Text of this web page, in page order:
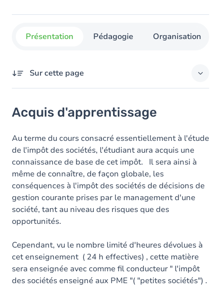
Présentation Pédagogie Organisation
Sur cette page
Objectifs
Contenu
Acquis d'apprentissage
Au terme du cours consacré essentiellement à l'étude
de l'impôt des sociétés, l'étudiant aura acquis une
connaissance de base de cet impôt. Il sera ainsi à
même de connaître, de façon globale, les
conséquences à l'impôt des sociétés de décisions de
gestion courante prises par le management d'une
société, tant au niveau des risques que des
opportunités.
Cependant, vu le nombre limité d'heures dévolues à
cet enseignement ( 24 h effectives) , cette matière
sera enseignée avec comme fil conducteur " l'impôt
des sociétés enseigné aux PME "( "petites sociétés") .